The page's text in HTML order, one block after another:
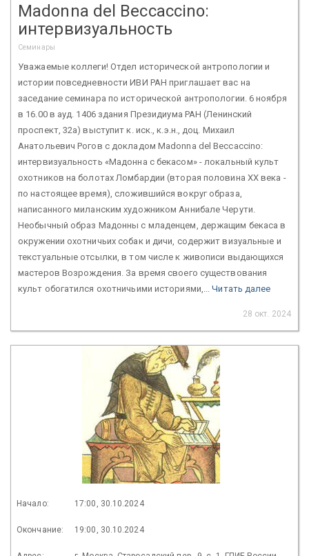
Madonna del Beccaccino:
интервизуальность
Семинары
Уважаемые коллеги! Отдел исторической антропологии и
истории повседневности ИВИ РАН приглашает вас на
заседание семинара по исторической антропологии. 6 ноября
в 16.00 в ауд. 1406 здания Президиума РАН (Ленинский
проспект, 32а) выступит к. иск., к.э.н., доц. Михаил
Анатольевич Рогов с докладом Madonna del Beccaccino:
интервизуальность «Мадонна с бекасом» - локальный культ
охотников на болотах Ломбардии (вторая половина XX века -
по настоящее время), сложившийся вокруг образа,
написанного миланским художником Аннибале Черути.
Необычный образ Мадонны с младенцем, держащим бекаса в
окружении охотничьих собак и дичи, содержит визуальные и
текстуальные отсылки, в том числе к живописи выдающихся
мастеров Возрождения. За время своего существования
культ обогатился охотничьими историями,...Читать далее
28 окт. 2024
Начало: 17:00, 30.10.2024
Окончание: 19:00, 30.10.2024